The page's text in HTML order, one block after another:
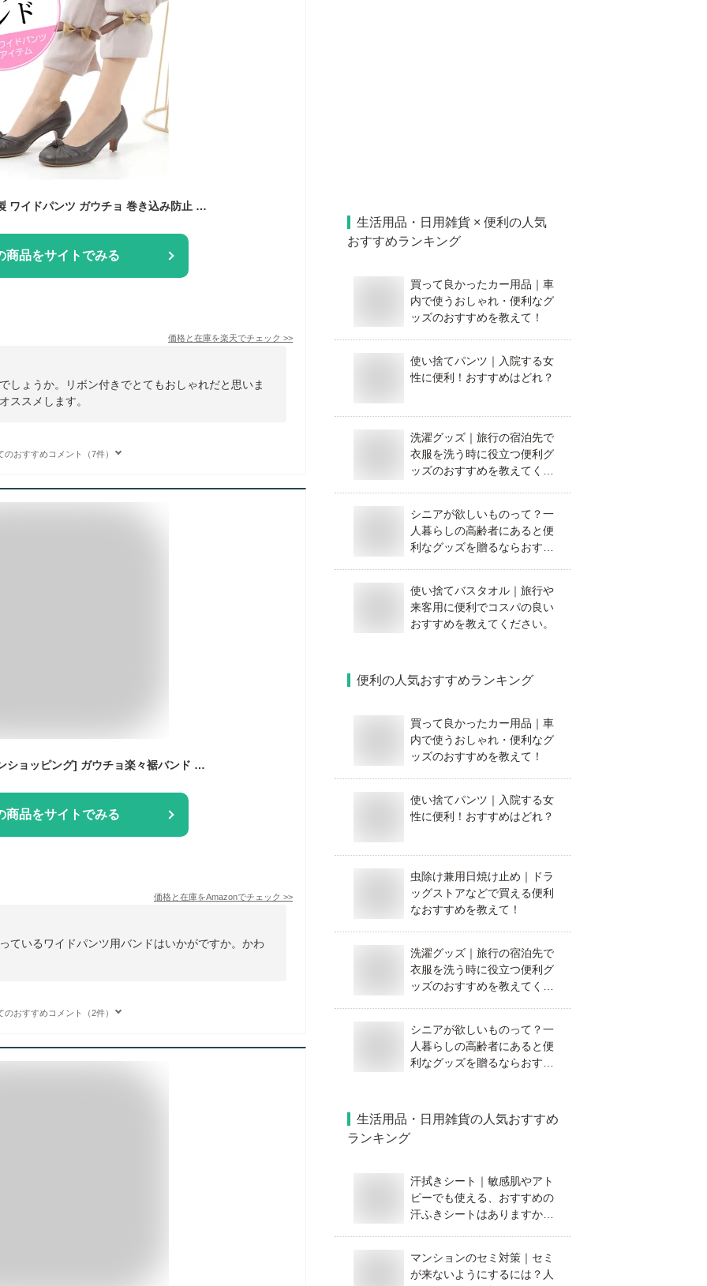
裾アップバンド 日本製 ワイドパンツ ガウチョ 巻き込み防止 自転車 トイレ 定形外発送
商品をサイトでみる
価格と在庫を楽天でチェック >>
しょうか。リボン付きでとてもおしゃれだと思いま
ススメします。
のおすすめコメント（7件）
[ｔｏｋｉオンランインショッピング] ガウチョ楽々裾バンド トイレでちょい留め 左右セット (【Ｍ】水玉柄ピンク色)
商品をサイトでみる
価格と在庫をAmazonでチェック >>
ているワイドパンツ用バンドはいかがですか。かわ
のおすすめコメント（2件）
生活用品・日用雑貨 × 便利 の人気
おすすめランキング
買って良かったカー用品｜車
内で使うおしゃれ・便利なグ
ッズのおすすめを教えて！
使い捨てパンツ｜入院する女
性に便利！おすすめはどれ？
洗濯グッズ｜旅行の宿泊先で
衣服を洗う時に役立つ便利グ
ッズのおすすめを教えてくだ
シニアが欲しいものって？一
人暮らしの高齢者にあると便
利なグッズを贈るならおすす
使い捨てバスタオル｜旅行や
来客用に便利でコスパの良い
おすすめを教えてください。
便利 の人気おすすめランキング
買って良かったカー用品｜車
内で使うおしゃれ・便利なグ
ッズのおすすめを教えて！
使い捨てパンツ｜入院する女
性に便利！おすすめはどれ？
虫除け兼用日焼け止め｜ドラ
ッグストアなどで買える便利
なおすすめを教えて！
洗濯グッズ｜旅行の宿泊先で
衣服を洗う時に役立つ便利グ
ッズのおすすめを教えてくだ
シニアが欲しいものって？一
人暮らしの高齢者にあると便
利なグッズを贈るならおすす
生活用品・日用雑貨の人気おすすめ
ランキング
汗拭きシート｜敏感肌やアト
ピーでも使える、おすすめの
汗ふきシートはありますか？
マンションのセミ対策｜セミ
が来ないようにするには？人